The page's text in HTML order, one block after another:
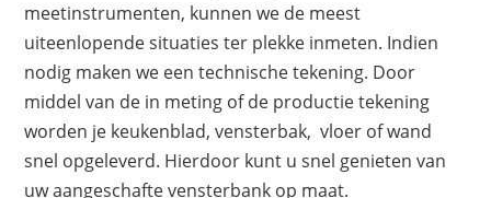
meetinstrumenten, kunnen we de meest
uiteenlopende situaties ter plekke inmeten. Indien
nodig maken we een technische tekening. Door
middel van de in meting of de productie tekening
worden je keukenblad, vensterbak, vloer of wand
snel opgeleverd. Hierdoor kunt u snel genieten van
uw aangeschafte vensterbank op maat.